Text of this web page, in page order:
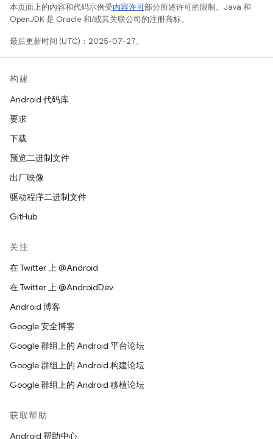
本页面上的内容和代码示例受内容许可部分所述许可的限制。Java 和
OpenJDK 是 Oracle 和/或其关联公司的注册商标。
最后更新时间 (UTC)：2025-07-27。
构建
Android 代码库
要求
下载
预览二进制文件
出厂映像
驱动程序二进制文件
GitHub
关注
在 Twitter 上 @Android
在 Twitter 上 @AndroidDev
Android 博客
Google 安全博客
Google 群组上的 Android 平台论坛
Google 群组上的 Android 构建论坛
Google 群组上的 Android 移植论坛
获取帮助
Android 帮助中心